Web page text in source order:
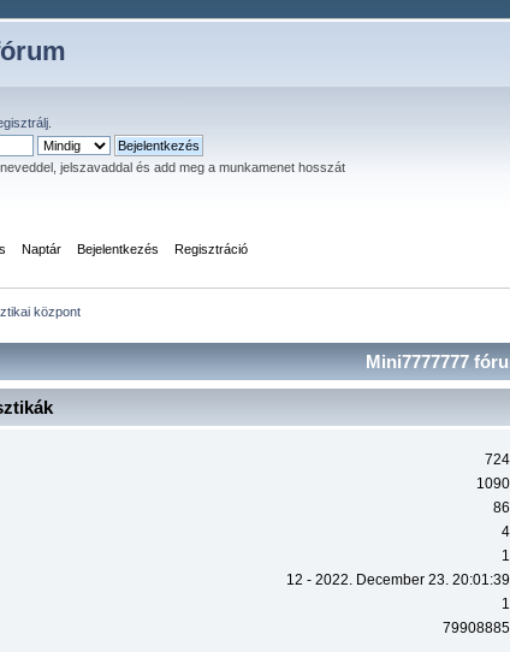
jelszavaddal és add meg a munkamenet hosszát
Naptár Bejelentkezés Regisztráció
központ
Mini7777777
724
1090
86
4
1
12 - 2022. December 23. 20:01:39
1
79908885